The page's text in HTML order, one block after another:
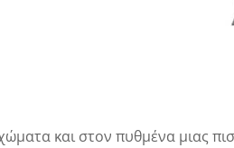
και στον πυθμένα μιας